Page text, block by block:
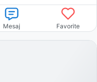
Mesaj Favorite